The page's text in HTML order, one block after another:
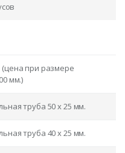
при размере
мм.)
труба 50 х 25 мм.
труба 40 х 25 мм.